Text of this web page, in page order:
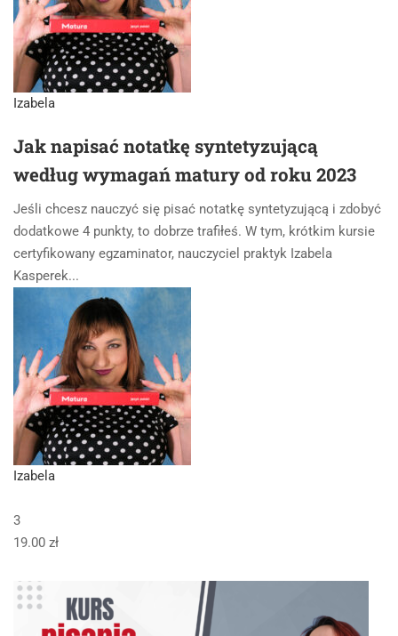
Izabela
Jak napisać notatkę syntetyzującą
według wymagań matury od roku 2023
Jeśli chcesz nauczyć się pisać notatkę syntetyzującą i zdobyć
dodatkowe 4 punkty, to dobrze trafiłeś. W tym, krótkim kursie
certyfikowany egzaminator, nauczyciel praktyk Izabela
Kasperek...
Izabela
3
19.00 zł